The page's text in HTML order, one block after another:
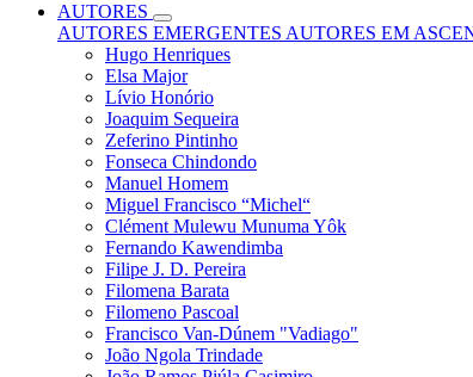
AUTORES
AUTORES EMERGENTES AUTORES EM
Hugo Henriques
Elsa Major
Lívio Honório
Joaquim Sequeira
Zeferino Pintinho
Fonseca Chindondo
Manuel Homem
Miguel Francisco “Michel“
Clément Mulewu Munuma Yôk
Fernando Kawendimba
Filipe J. D. Pereira
Filomena Barata
Filomeno Pascoal
Francisco Van-Dúnem "Vadiago"
João Ngola Trindade